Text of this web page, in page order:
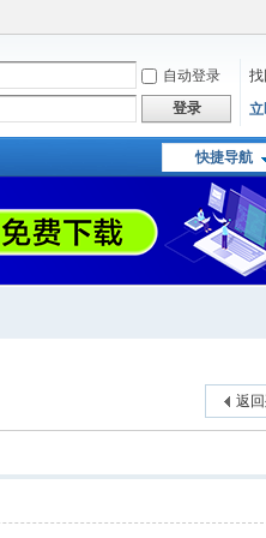
自动登录
登录
快捷导航
返